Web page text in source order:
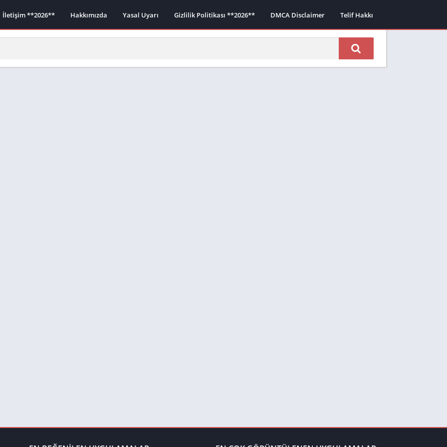
İletişim **2026** Hakkımızda Yasal Uyarı Gizlilik Politikası **2026** DMCA Disclaimer Telif Hakkı